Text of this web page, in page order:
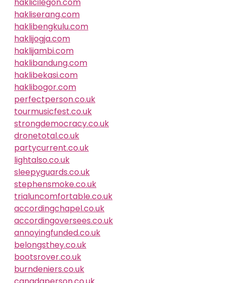
hakliserang.com
haklibengkulu.com
haklijogja.com
haklijambi.com
haklibandung.com
haklibekasi.com
haklibogor.com
perfectperson.co.uk
tourmusicfest.co.uk
strongdemocracy.co.uk
dronetotal.co.uk
partycurrent.co.uk
lightalso.co.uk
sleepyguards.co.uk
stephensmoke.co.uk
trialuncomfortable.co.uk
accordingchapel.co.uk
accordingoversees.co.uk
annoyingfunded.co.uk
belongsthey.co.uk
bootsrover.co.uk
burndeniers.co.uk